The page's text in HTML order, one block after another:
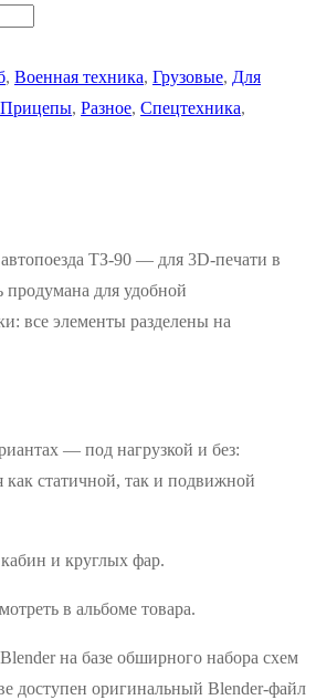
, Военная техника, Грузовые, Для
Прицепы, Разное, Спецтехника,
ТЗ‑90 — для 3D‑печати в
для удобной
все элементы разделены на
— под нагрузкой и без:
как статичной, так и подвижной
и круглых фар.
в альбоме товара.
на базе обширного набора схем
доступен оригинальный Blender‑файл